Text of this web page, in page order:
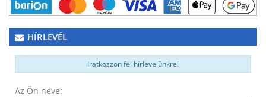
HÍRLEVÉL
Iratkozzon fel hírlevelünkre!
Az Ön neve: